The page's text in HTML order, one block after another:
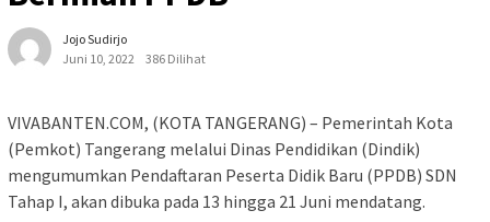
Jojo Sudirjo
Juni 10, 2022
386 Dilihat
VIVABANTEN.COM, (KOTA TANGERANG) – Pemerintah Kota
(Pemkot) Tangerang melalui Dinas Pendidikan (Dindik)
mengumumkan Pendaftaran Peserta Didik Baru (PPDB) SDN
Tahap I, akan dibuka pada 13 hingga 21 Juni mendatang.